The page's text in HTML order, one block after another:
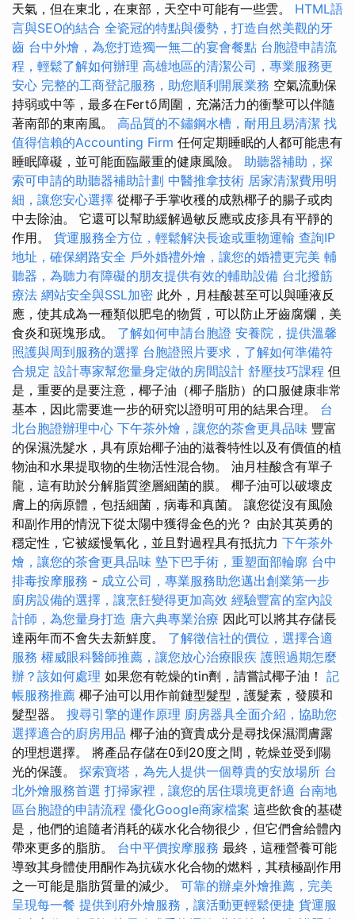
天氣，但在東北，在東部，天空中可能有一些雲。 HTML語
言與SEO的結合 全瓷冠的特點與優勢，打造自然美觀的牙
齒 台中外燴，為您打造獨一無二的宴會餐點 台胞證申請流
程，輕鬆了解如何辦理 高雄地區的清潔公司，專業服務更
安心 完整的工商登記服務，助您順利開展業務 空氣流動保
持弱或中等，最多在Fertő周圍，充滿活力的衝擊可以伴隨
著南部的東南風。 高品質的不鏽鋼水槽，耐用且易清潔 找
值得信賴的Accounting Firm 任何定期睡眠的人都可能患有
睡眠障礙，並可能面臨嚴重的健康風險。 助聽器補助，探
索可申請的助聽器補助計劃 中醫推拿技術 居家清潔費用明
細，讓您安心選擇 從椰子手掌收穫的成熟椰子的腸子或肉
中去除油。 它還可以幫助緩解過敏反應或皮疹具有平靜的
作用。 貨運服務全方位，輕鬆解決長途或重物運輸 查詢IP
地址，確保網路安全 戶外婚禮外燴，讓您的婚禮更完美 輔
聽器，為聽力有障礙的朋友提供有效的輔助設備 台北撥筋
療法 網站安全與SSL加密 此外，月桂酸甚至可以與唾液反
應，使其成為一種類似肥皂的物質，可以防止牙齒腐爛，美
食炎和斑塊形成。 了解如何申請台胞證 安養院，提供溫馨
照護與周到服務的選擇 台胞證照片要求，了解如何準備符
合規定 設計專家幫您量身定做的房間設計 舒壓技巧課程 但
是，重要的是要注意，椰子油（椰子脂肪）的口服健康非常
基本，因此需要進一步的研究以證明可用的結果合理。 台
北台胞證辦理中心 下午茶外燴，讓您的茶會更具品味 豐富
的保濕洗髮水，具有原始椰子油的滋養特性以及有價值的植
物油和水果提取物的生物活性混合物。 油月桂酸含有單子
龍，這有助於分解脂質塗層細菌的膜。 椰子油可以破壞皮
膚上的病原體，包括細菌，病毒和真菌。 讓您從沒有風險
和副作用的情況下從太陽中獲得金色的光？ 由於其英勇的
穩定性，它被緩慢氧化，並且對過程具有抵抗力 下午茶外
燴，讓您的茶會更具品味 墊下巴手術，重塑面部輪廓 台中
排毒按摩服務 - 成立公司，專業服務助您邁出創業第一步
廚房設備的選擇，讓烹飪變得更加高效 經驗豐富的室內設
計師，為您量身打造 唐六典專業治療 因此可以將其存儲長
達兩年而不會失去新鮮度。 了解徵信社的價位，選擇合適
服務 權威眼科醫師推薦，讓您放心治療眼疾 護照過期怎麼
辦？該如何處理 如果您有乾燥的tin劑，請嘗試椰子油！ 記
帳服務推薦 椰子油可以用作前鏈型髮型，護髮素，發膜和
髮型器。 搜尋引擎的運作原理 廚房器具全面介紹，協助您
選擇適合的廚房用品 椰子油的寶貴成分是尋找保濕潤膚露
的理想選擇。 將產品存儲在0到20度之間，乾燥並受到陽
光的保護。 探索寶塔，為先人提供一個尊貴的安放場所 台
北外燴服務首選 打掃家裡，讓您的居住環境更舒適 台南地
區台胞證的申請流程 優化Google商家檔案 這些飲食的基礎
是，他們的追隨者消耗的碳水化合物很少，但它們會給體內
帶來更多的脂肪。 台中平價按摩服務 最終，這種營養可能
導致其身體使用酮作為抗碳水化合物的燃料，其積極副作用
之一可能是脂肪質量的減少。 可靠的辦桌外燴推薦，完美
呈現每一餐 提供到府外燴服務，讓活動更輕鬆便捷 貨運服